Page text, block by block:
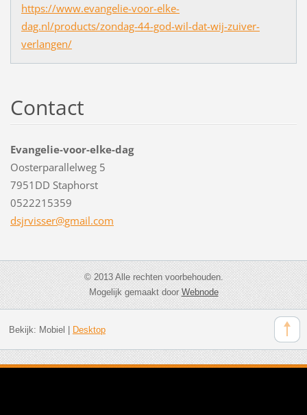
https://www.evangelie-voor-elke-
dag.nl/products/zondag-44-god-wil-dat-wij-zuiver-
verlangen/
Contact
Evangelie-voor-elke-dag
Oosterparallelweg 5
7951DD Staphorst
0522215359
dsjrvisser@gmail.com
© 2013 Alle rechten voorbehouden.
Mogelijk gemaakt doorWebnode
Bekijk: Mobiel Desktop